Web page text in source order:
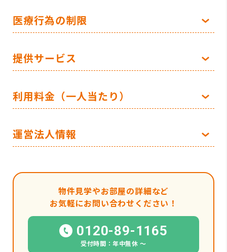
医療行為の制限
提供サービス
利用料金（一人当たり）
運営法人情報
物件見学やお部屋の詳細など
お気軽にお問い合わせください！
0120-89-1165
受付時間：年中無休 〜